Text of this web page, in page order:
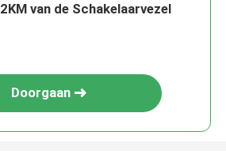
2KM van de Schakelaarvezel
Doorgaan